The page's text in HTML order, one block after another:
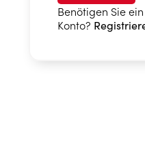
Benötigen Sie ein
Konto?